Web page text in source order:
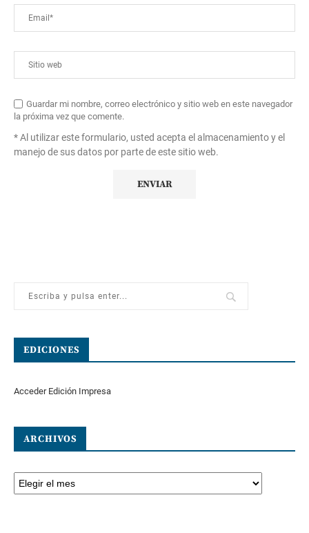
Guardar mi nombre, correo electrónico y sitio web en este navegador
la próxima vez que comente.
* Al utilizar este formulario, usted acepta el almacenamiento y el
manejo de sus datos por parte de este sitio web.
EDICIONES
Acceder Edición Impresa
ARCHIVOS